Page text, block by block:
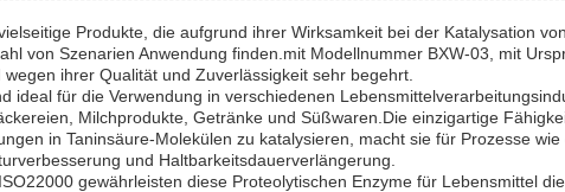
Produkte, die aufgrund ihrer Wirksamkeit bei der Katalysation
von Szenarien Anwendung finden.mit Modellnummer BXW-03, mit
ihrer Qualität und Zuverlässigkeit sehr begehrt.
ideal für die Verwendung in verschiedenen
Milchprodukte, Getränke und Süßwaren.Die einzigartige
in Taninsäure-Molekülen zu katalysieren, macht sie für Prozesse wie
und Haltbarkeitsdauerverlängerung.
gewährleisten diese Proteolytischen Enzyme für Lebensmittel